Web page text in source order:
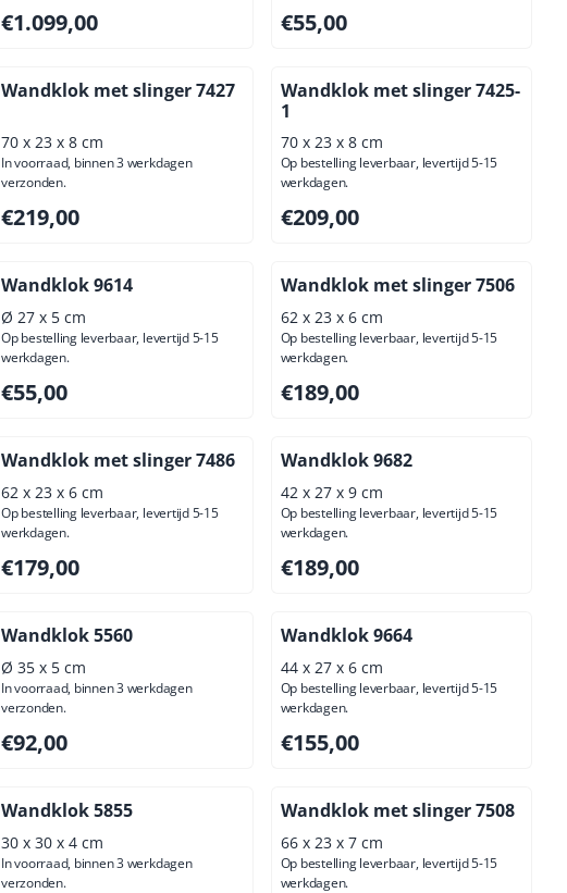
Prijs: 1 099,00, exclusief btw: 908,26
€1.099,00 Prijs: 55,00, exclusief btw: 45,45
€55,00
Wandklok met slinger 7427
70 x 23 x 8 cm
In voorraad, binnen 3 werkdagen
verzonden.
Prijs: 219,00, exclusief btw: 180,99
€219,00
Wandklok met slinger 7425-
1
70 x 23 x 8 cm
Op bestelling leverbaar, levertijd 5-15
werkdagen.
Prijs: 209,00, exclusief btw: 172,73
€209,00
Wandklok 9614
Ø 27 x 5 cm
Op bestelling leverbaar, levertijd 5-15
werkdagen.
Prijs: 55,00, exclusief btw: 45,45
€55,00
Wandklok met slinger 7506
62 x 23 x 6 cm
Op bestelling leverbaar, levertijd 5-15
werkdagen.
Prijs: 189,00, exclusief btw: 156,20
€189,00
Wandklok met slinger 7486
62 x 23 x 6 cm
Op bestelling leverbaar, levertijd 5-15
werkdagen.
Prijs: 179,00, exclusief btw: 147,93
€179,00
Wandklok 9682
42 x 27 x 9 cm
Op bestelling leverbaar, levertijd 5-15
werkdagen.
Prijs: 189,00, exclusief btw: 156,20
€189,00
Wandklok 5560
Ø 35 x 5 cm
In voorraad, binnen 3 werkdagen
verzonden.
Prijs: 92,00, exclusief btw: 76,03
€92,00
Wandklok 9664
44 x 27 x 6 cm
Op bestelling leverbaar, levertijd 5-15
werkdagen.
Prijs: 155,00, exclusief btw: 128,10
€155,00
Wandklok 5855
30 x 30 x 4 cm
In voorraad, binnen 3 werkdagen
verzonden.
Wandklok met slinger 7508
66 x 23 x 7 cm
Op bestelling leverbaar, levertijd 5-15
werkdagen.